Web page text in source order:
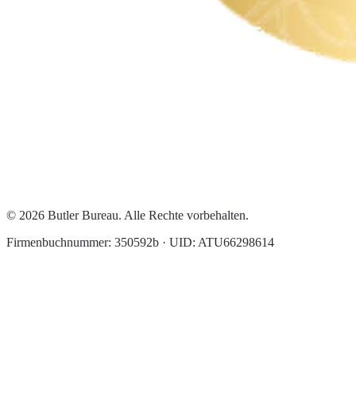
© 2026 Butler Bureau. Alle Rechte vorbehalten.
Firmenbuchnummer: 350592b · UID: ATU66298614